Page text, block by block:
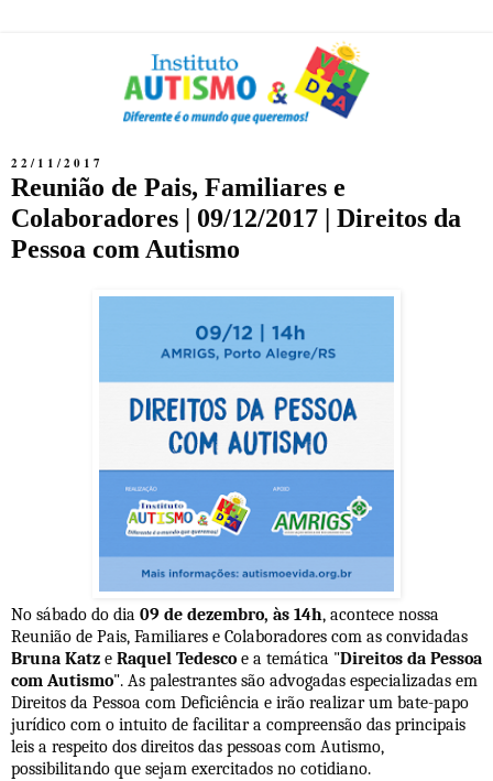
22/11/2017
Reunião de Pais, Familiares e
Colaboradores | 09/12/2017 | Direitos da
Pessoa com Autismo
No sábado do dia 09 de dezembro, às 14h, acontece nossa
Reunião de Pais, Familiares e Colaboradores com as convidadas
Bruna Katz e Raquel Tedesco e a temática "Direitos da Pessoa
com Autismo". As palestrantes são advogadas especializadas em
Direitos da Pessoa com Deficiência e irão realizar um bate-papo
jurídico com o intuito de facilitar a compreensão das principais
leis a respeito dos direitos das pessoas com Autismo,
possibilitando que sejam exercitados no cotidiano.